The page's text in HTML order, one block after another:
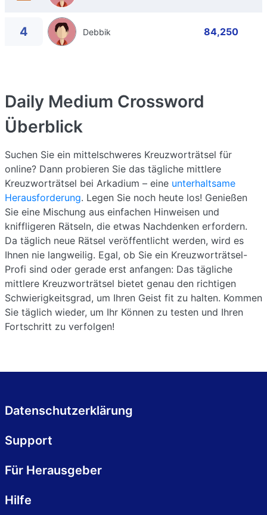
4 Debbik 84,250
Daily Medium Crossword
Überblick
Suchen Sie ein mittelschweres Kreuzworträtsel für
online? Dann probieren Sie das tägliche mittlere
Kreuzworträtsel bei Arkadium – eine unterhaltsame
Herausforderung. Legen Sie noch heute los! Genießen
Sie eine Mischung aus einfachen Hinweisen und
kniffligeren Rätseln, die etwas Nachdenken erfordern.
Da täglich neue Rätsel veröffentlicht werden, wird es
Ihnen nie langweilig. Egal, ob Sie ein Kreuzworträtsel-
Profi sind oder gerade erst anfangen: Das tägliche
mittlere Kreuzworträtsel bietet genau den richtigen
Schwierigkeitsgrad, um Ihren Geist fit zu halten. Kommen
Sie täglich wieder, um Ihr Können zu testen und Ihren
Fortschritt zu verfolgen!
Datenschutzerklärung
Support
Für Herausgeber
Hilfe